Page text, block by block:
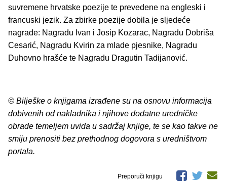
suvremene hrvatske poezije te prevedene na engleski i
francuski jezik. Za zbirke poezije dobila je sljedeće
nagrade: Nagradu Ivan i Josip Kozarac, Nagradu Dobriša
Cesarić, Nagradu Kvirin za mlade pjesnike, Nagradu
Duhovno hrašće te Nagradu Dragutin Tadijanović.
© Bilješke o knjigama izrađene su na osnovu informacija
dobivenih od nakladnika i njihove dodatne uredničke
obrade temeljem uvida u sadržaj knjige, te se kao takve ne
smiju prenositi bez prethodnog dogovora s uredništvom
portala.
Preporuči knjigu